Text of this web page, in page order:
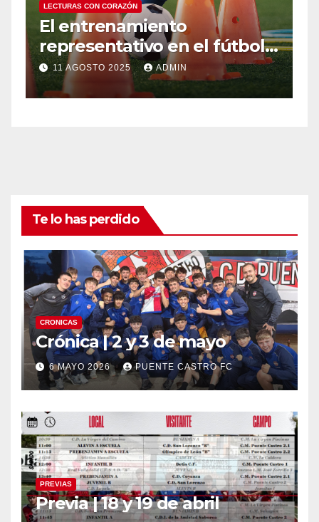
LECTURAS CON CORAZÓN
Infancias interrumpidas: lo
que las pantallas roban al
desarrollo integral
4 AGOSTO 2025 ADMIN
Te lo has perdido
CRONICAS
Crónica | 2 y 3 de mayo
6 MAYO 2026 PUENTE CASTRO FC
PREVIAS
Previa | 18 y 19 de abril